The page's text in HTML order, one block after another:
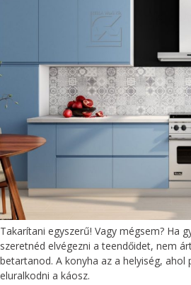
Takarítani egyszerű! Vagy mégsem? Ha
szeretnéd elvégezni a teendőidet, nem
betartanod. A konyha az a helyiség, ahol
eluralkodni a káosz.